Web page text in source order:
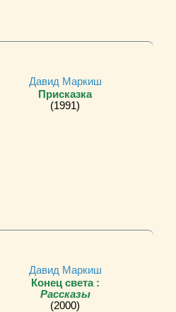
Давид Маркиш
Присказка
(1991)
Давид Маркиш
Конец света :
Рассказы
(2000)